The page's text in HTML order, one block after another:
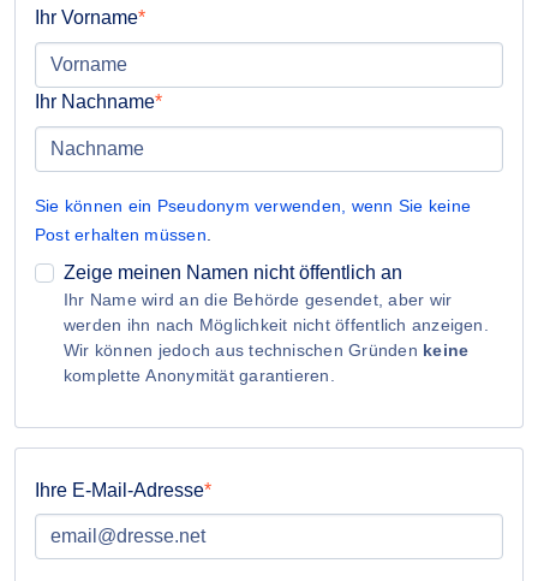
Ihr Vorname
Ihr Nachname
Sie können ein Pseudonym verwenden, wenn Sie keine
Post erhalten müssen
Zeige meinen Namen nicht öffentlich an
Ihr Name wird an die Behörde gesendet, aber wir
werden ihn nach Möglichkeit nicht öffentlich anzeigen.
Wir können jedoch aus technischen Gründen keine
komplette Anonymität garantieren.
Ihre E-Mail-Adresse